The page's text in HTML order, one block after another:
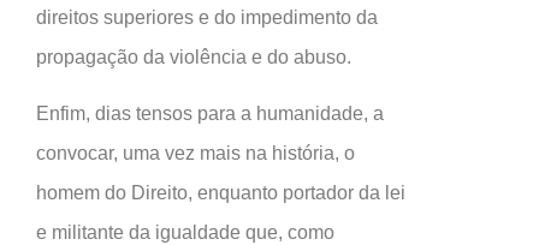
direitos superiores e do impedimento da
propagação da violência e do abuso.
Enfim, dias tensos para a humanidade, a
convocar, uma vez mais na história, o
homem do Direito, enquanto portador da lei
e militante da igualdade que, como